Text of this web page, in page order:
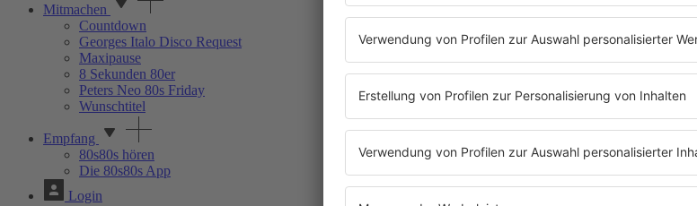
Mitmachen
Countdown
Georges Italo Disco Request
Maxipause
8 Sekunden 80er
Peters Neo 80s Friday
Wunschtitel
Empfang
80s80s hören
Die 80s80s App
Login